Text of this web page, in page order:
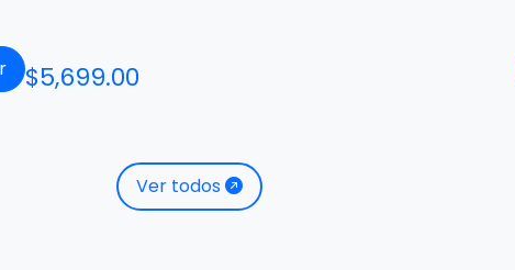
$5,699.00
Ver todos